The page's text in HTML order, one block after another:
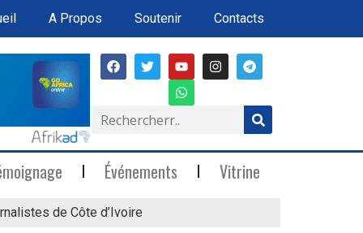
A Propos Soutenir Contacts
Événements Vitrine
de Côte d’Ivoire